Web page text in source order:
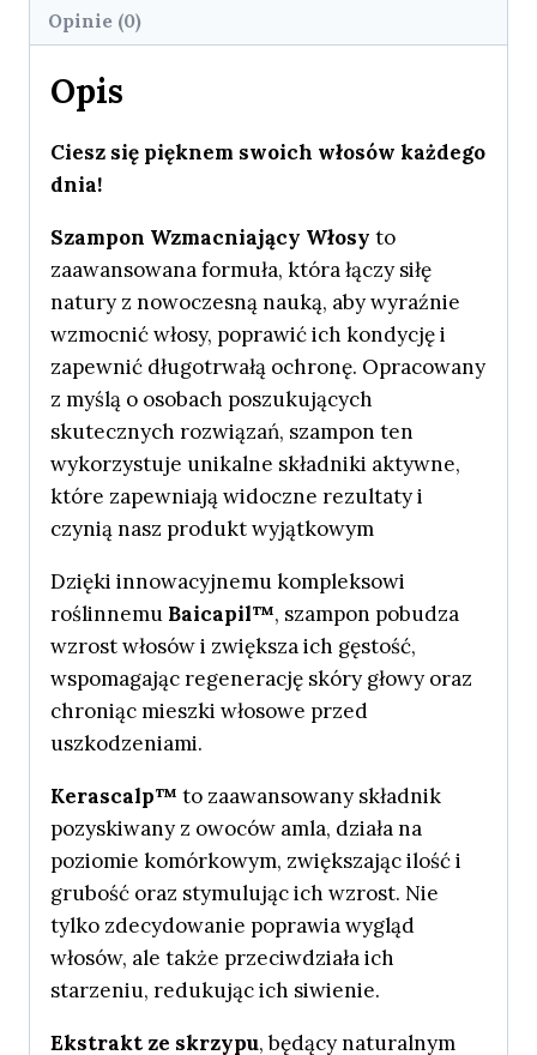
Opinie (0)
Opis
Ciesz się pięknem swoich włosów każdego
dnia!
Szampon Wzmacniający Włosy to
zaawansowana formuła, która łączy siłę
natury z nowoczesną nauką, aby wyraźnie
wzmocnić włosy, poprawić ich kondycję i
zapewnić długotrwałą ochronę. Opracowany
z myślą o osobach poszukujących
skutecznych rozwiązań, szampon ten
wykorzystuje unikalne składniki aktywne,
które zapewniają widoczne rezultaty i
czynią nasz produkt wyjątkowym
Dzięki innowacyjnemu kompleksowi
roślinnemu Baicapil™, szampon pobudza
wzrost włosów i zwiększa ich gęstość,
wspomagając regenerację skóry głowy oraz
chroniąc mieszki włosowe przed
uszkodzeniami.
Kerascalp™ to zaawansowany składnik
pozyskiwany z owoców amla, działa na
poziomie komórkowym, zwiększając ilość i
grubość oraz stymulując ich wzrost. Nie
tylko zdecydowanie poprawia wygląd
włosów, ale także przeciwdziała ich
starzeniu, redukując ich siwienie.
Ekstrakt ze skrzypu, będący naturalnym